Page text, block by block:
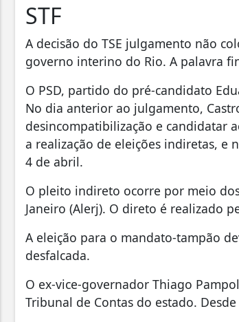
STF
A decisão do TSE julgamento não
governo interino do Rio. A palavra
O PSD, partido do pré-candidato
No dia anterior ao julgamento,
desincompatibilização e candidatar
a realização de eleições indiretas, e
4 de abril.
O pleito indireto ocorre por meio
Janeiro (Alerj). O direto é realizado
A eleição para o mandato-tampão
desfalcada.
O ex-vice-governador Thiago
Tribunal de Contas do estado.